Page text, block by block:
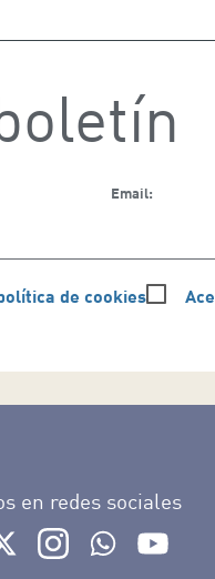
Email:
de cookies
en redes sociales
perfil de Auditorio de
Ir a perfil de Auditorio
Ir a perfil de
Ir al Ir al